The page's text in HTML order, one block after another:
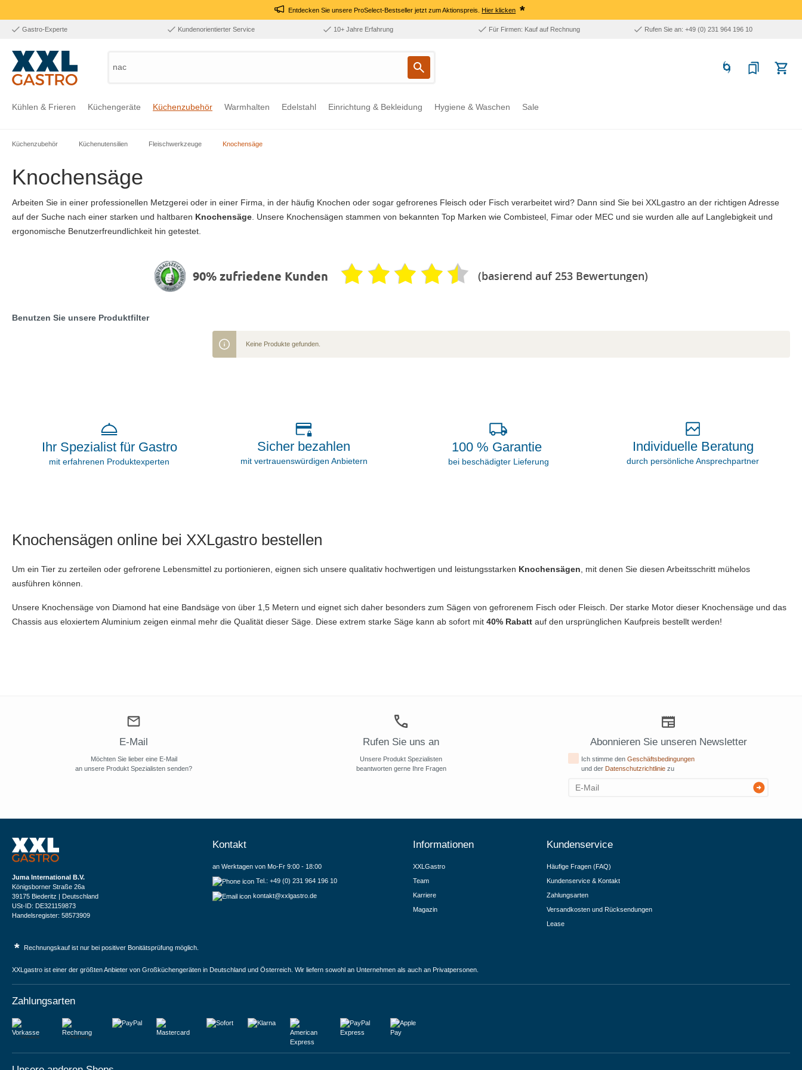
Entdecken Sie unsere ProSelect-Bestseller jetzt zum Aktionspreis.Hier klicken *
Gastro-Experte Kundenorientierter Service 10+ Jahre Erfahrung Für Firmen: Kauf auf Rechnung Rufen Sie an: +49 (0) 231 964 196 10
nach P
Kühlen & Frieren Küchengeräte Küchenzubehör Warmhalten Edelstahl Einrichtung & Bekleidung Hygiene & Waschen Sale
Küchenzubehör Küchenutensilien Fleischwerkzeuge Knochensäge
Knochensäge
Arbeiten Sie in einer professionellen Metzgerei oder in einer Firma, in der häufig Knochen oder sogar gefrorenes Fleisch oder Fisch verarbeitet wird? Dann sind Sie bei XXLgastro an der richtigen Adresse
auf der Suche nach einer starken und haltbaren Knochensäge . Unsere Knochensägen stammen von bekannten Top Marken wie Combisteel, Fimar oder MEC und sie wurden alle auf Langlebigkeit und
ergonomische Benutzerfreundlichkeit hin getestet.
90% zufriedene Kunden (basierend auf 253 Bewertungen)
Benutzen Sie unsere Produktfilter
Keine Produkte gefunden.
Ihr Spezialist für Gastro
mit erfahrenen Produktexperten
Sicher bezahlen
mit vertrauenswürdigen Anbietern
100 % Garantie
bei beschädigter Lieferung
Individuelle Beratung
durch persönliche Ansprechpartner
Knochensägen online bei XXLgastro bestellen
Um ein Tier zu zerteilen oder gefrorene Lebensmittel zu portionieren, eignen sich unsere qualitativ hochwertigen und leistungsstarken Knochensägen , mit denen Sie diesen Arbeitsschritt mühelos
ausführen können.
Unsere Knochensäge von Diamond hat eine Bandsäge von über 1,5 Metern und eignet sich daher besonders zum Sägen von gefrorenem Fisch oder Fleisch. Der starke Motor dieser Knochensäge und das
Chassis aus eloxiertem Aluminium zeigen einmal mehr die Qualität dieser Säge. Diese extrem starke Säge kann ab sofort mit 40% Rabatt auf den ursprünglichen Kaufpreis bestellt werden!
E-Mail
Möchten Sie lieber eine E-Mail
an unsere Produkt Spezialisten senden?
Rufen Sie uns an
Unsere Produkt Spezialisten
beantworten gerne Ihre Fragen
Abonnieren Sie unseren Newsletter
Ich stimme denGeschäftsbedingungen
und der Datenschutzrichtlinie zu
Juma International B.V.
Königsborner Straße 26a
39175 Biederitz | Deutschland
USt-ID: DE321159873
Handelsregister: 58573909
Kontakt
an Werktagen von Mo-Fr 9:00 - 18:00
Tel.: +49 (0) 231 964 196 10
kontakt@xxlgastro.de
Informationen
XXLGastro
Team
Karriere
Magazin
Kundenservice
Häufige Fragen (FAQ)
Kundenservice & Kontakt
Zahlungsarten
Versandkosten und Rücksendungen
Lease
* Rechnungskauf ist nur bei positiver Bonitätsprüfung möglich.
XXLgastro ist einer der größten Anbieter von Großküchengeräten in Deutschland und Österreich. Wir liefern sowohl an Unternehmen als auch an Privatpersonen.
Zahlungsarten
Vorkasse Rechnung